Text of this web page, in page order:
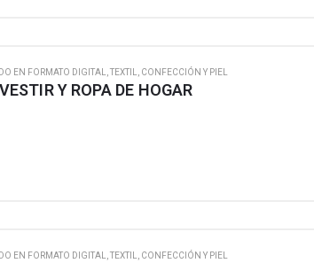
EN FORMATO DIGITAL TEXTIL, CONFECCIÓN Y PIEL
Y ROPA DE HOGAR
EN FORMATO DIGITAL TEXTIL, CONFECCIÓN Y PIEL